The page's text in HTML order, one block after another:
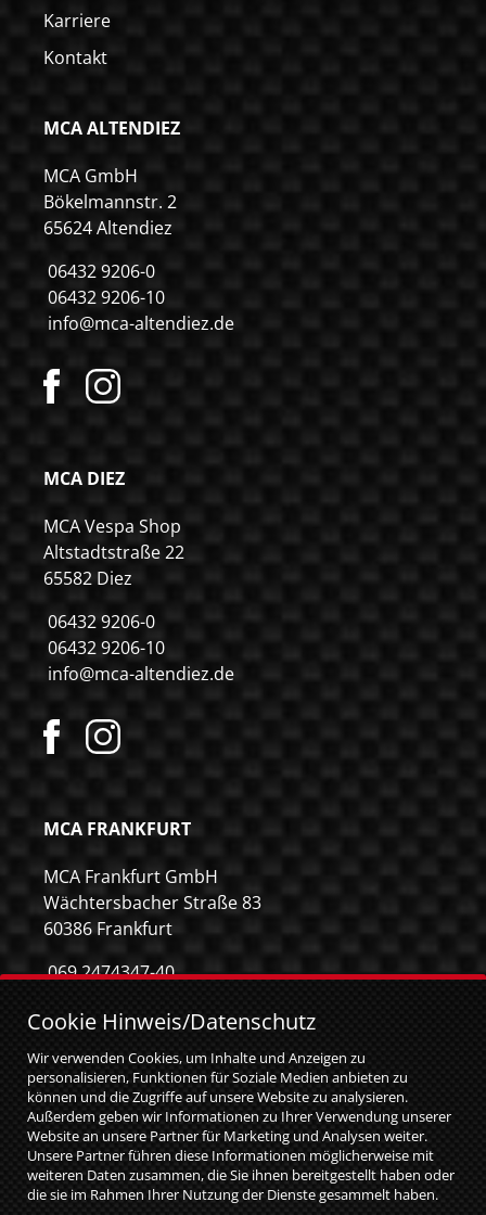
Karriere
Kontakt
MCA ALTENDIEZ
MCA GmbH
Bökelmannstr. 2
65624 Altendiez
06432 9206-0
06432 9206-10
info@mca-altendiez.de
MCA DIEZ
MCA Vespa Shop
Altstadtstraße 22
65582 Diez
06432 9206-0
06432 9206-10
info@mca-altendiez.de
MCA FRANKFURT
MCA Frankfurt GmbH
Wächtersbacher Straße 83
60386 Frankfurt
069 2474347-40
info@mca-frankfurt.de
Cookie Hinweis/Datenschutz
Wir verwenden Cookies, um Inhalte und Anzeigen zu
personalisieren, Funktionen für Soziale Medien anbieten zu
können und die Zugriffe auf unsere Website zu analysieren.
Außerdem geben wir Informationen zu Ihrer Verwendung unserer
Website an unsere Partner für Marketing und Analysen weiter.
Unsere Partner führen diese Informationen möglicherweise mit
weiteren Daten zusammen, die Sie ihnen bereitgestellt haben oder
die sie im Rahmen Ihrer Nutzung der Dienste gesammelt haben.